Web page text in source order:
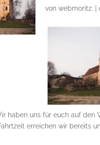
vonwebmoritz. |
haben uns für euch auf
erreichen wir bereits